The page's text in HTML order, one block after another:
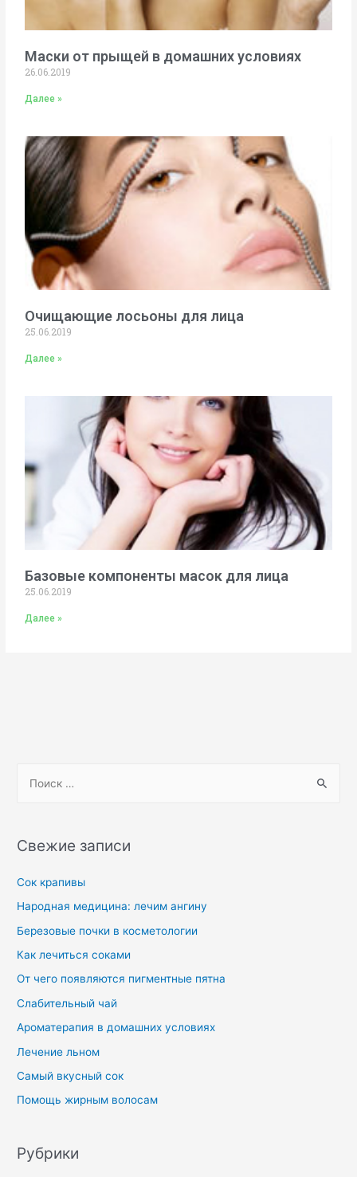
Маски от прыщей в домашних условиях
26.06.2019
Далее »
Очищающие лосьоны для лица
25.06.2019
Далее »
Базовые компоненты масок для лица
25.06.2019
Далее »
Свежие записи
Сок крапивы
Народная медицина: лечим ангину
Березовые почки в косметологии
Как лечиться соками
От чего появляются пигментные пятна
Слабительный чай
Ароматерапия в домашних условиях
Лечение льном
Самый вкусный сок
Помощь жирным волосам
Рубрики